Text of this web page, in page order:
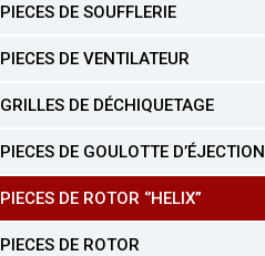
PIECES DE SOUFFLERIE
PIECES DE VENTILATEUR
GRILLES DE DÉCHIQUETAGE
PIECES DE GOULOTTE D’ÉJECTION
PIECES DE ROTOR ‘’HELIX”
PIECES DE ROTOR